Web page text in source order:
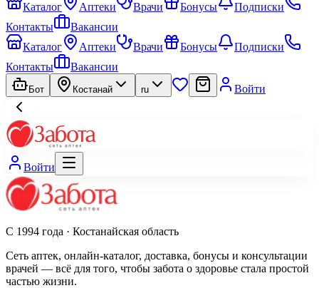
Каталог Аптеки Врачи Бонусы
Подписки
Контакты
Вакансии
Каталог
Аптеки Врачи Бонусы
Подписки
Контакты
Вакансии
Бот Костанай ru Войти
Войти
С 1994 года · Костанайская область
Сеть аптек, онлайн-каталог, доставка, бонусы и консультации
врачей — всё для того, чтобы забота о здоровье стала простой
частью жизни.